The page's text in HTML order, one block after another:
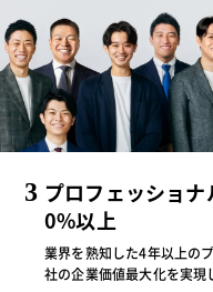
3 プロフェッショ
0%以上
業界を熟知した4年以上の
社の企業価値最大化を実現